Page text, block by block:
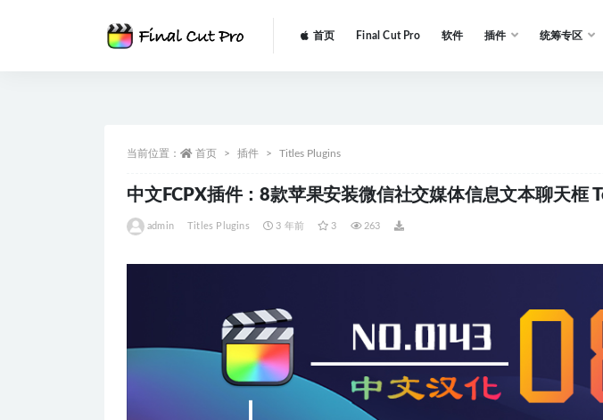
首页 Final Cut Pro 软件 插件 统筹专区
当前位置： 首页 插件 Titles Plugins
中文FCPX插件：8款苹果安装微信社交媒体信息文本聊天框
admin Titles Plugins 3 年前 3 263